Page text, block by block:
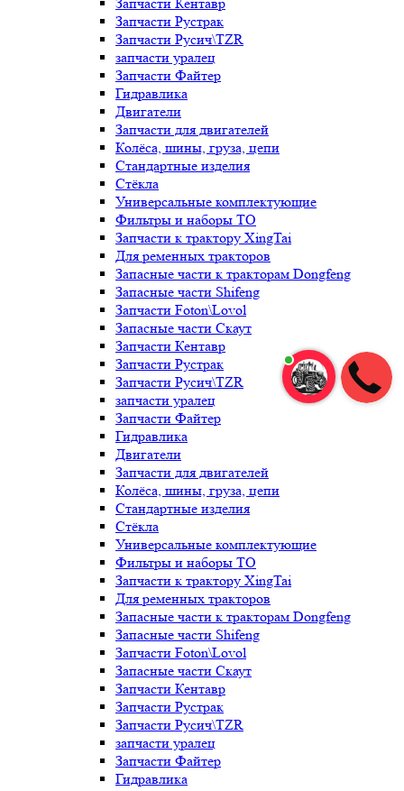
Запчасти Рустрак
Запчасти Русич\TZR
запчасти уралец
Запчасти Файтер
Гидравлика
Двигатели
Запчасти для двигателей
Колёса, шины, груза, цепи
Стандартные изделия
Стёкла
Универсальные комплектующие
Фильтры и наборы ТО
Запчасти к трактору XingTai
Для ременных тракторов
Запасные части к тракторам Dongfeng
Запасные части Shifeng
Запчасти Foton\Lovol
Запасные части Скаут
Запчасти Кентавр
Запчасти Рустрак
Запчасти Русич\TZR
запчасти уралец
Запчасти Файтер
Гидравлика
Двигатели
Запчасти для двигателей
Колёса, шины, груза, цепи
Стандартные изделия
Стёкла
Универсальные комплектующие
Фильтры и наборы ТО
Запчасти к трактору XingTai
Для ременных тракторов
Запасные части к тракторам Dongfeng
Запасные части Shifeng
Запчасти Foton\Lovol
Запасные части Скаут
Запчасти Кентавр
Запчасти Рустрак
Запчасти Русич\TZR
запчасти уралец
Запчасти Файтер
Гидравлика